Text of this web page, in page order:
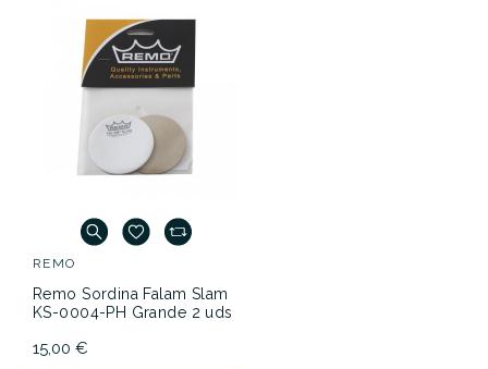
REMO
Remo Sordina Falam Slam
KS-0004-PH Grande 2 uds
15,00 €